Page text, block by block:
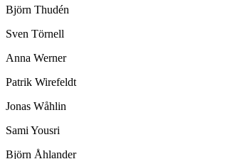
Björn Thudén
Sven Törnell
Anna Werner
Patrik Wirefeldt
Jonas Wåhlin
Sami Yousri
Björn Åhlander